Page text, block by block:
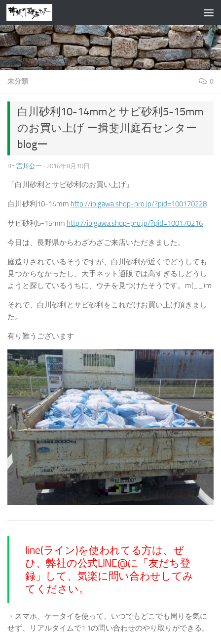
コンテンツへスキップ
未分類 0
白川砂利10-14mmとサビ砂利5-15mm
のお買い上げ ー揖斐川庭石センター
blogー
BY 宮川公一 · 2016年8月10日
「白川砂利とサビ砂利のお買い上げ」
白川砂利10-14mm http://ibigawa.shop-pro.jp/?pid=100170228
サビ砂利5-15mm http://ibigawa.shop-pro.jp/?pid=100170216
今日は、長野県からわざわざご来店いただきました。
庭造りされているそうですが、白川砂利が近くでどうしても
見つからなかったし、大手ネット通販では高すぎるしどうし
ようと探しているうちに、ウチを見つけたそうです。m(__)m
それで、白川砂利とサビ砂利をこれだけお買い上げ頂きまし
た。
有り難うございます
line(ライン)を使われてる方は、ぜ
ひ、弊社の公式LINE@に「友だち登
録」して、気楽に問い合わせしてみ
てください。
・スマホ、ケータイを使って、いつでもどこでも周りを気に
せず、リアルタイムで1:1の問い合わせのやり取りができる。